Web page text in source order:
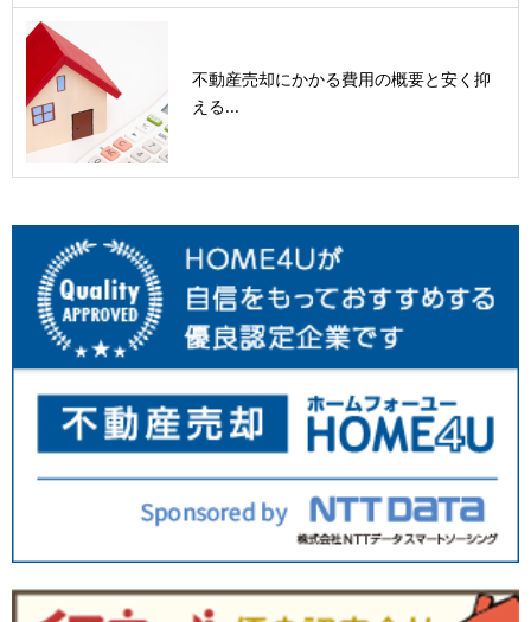
不動産売却にかかる費用の概要と安く抑
える...